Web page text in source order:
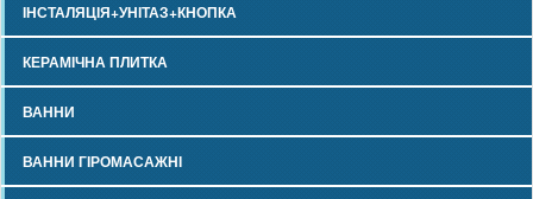
ІНСТАЛЯЦІЯ+УНІТАЗ+КНОПКА
КЕРАМІЧНА ПЛИТКА
ВАННИ
ВАННИ ГІРОМАСАЖНІ